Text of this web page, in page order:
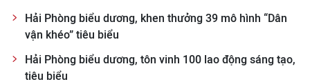
Hải Phòng biểu dương, khen thưởng 39 mô hình “Dân
vận khéo” tiêu biểu
Hải Phòng biểu dương, tôn vinh 100 lao động sáng tạo,
tiêu biểu